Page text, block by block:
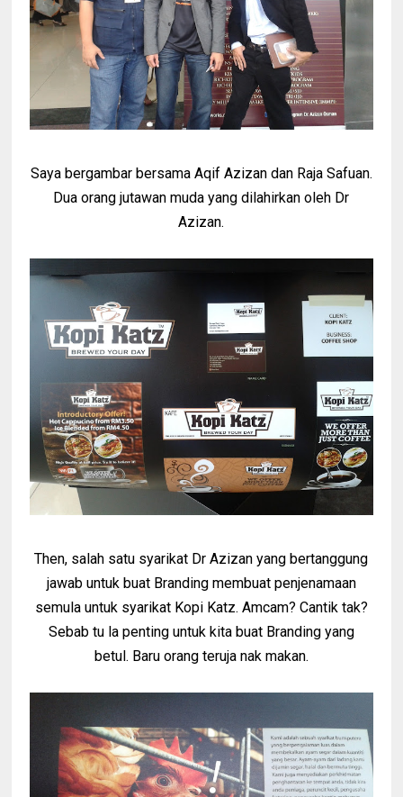
Saya bergambar bersama Aqif Azizan dan Raja Safuan.
Dua orang jutawan muda yang dilahirkan oleh Dr
Azizan.
Then, salah satu syarikat Dr Azizan yang bertanggung
jawab untuk buat Branding membuat penjenamaan
semula untuk syarikat Kopi Katz. Amcam? Cantik tak?
Sebab tu la penting untuk kita buat Branding yang
betul. Baru orang teruja nak makan.